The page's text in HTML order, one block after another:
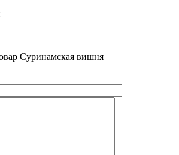
Суринамская вишня